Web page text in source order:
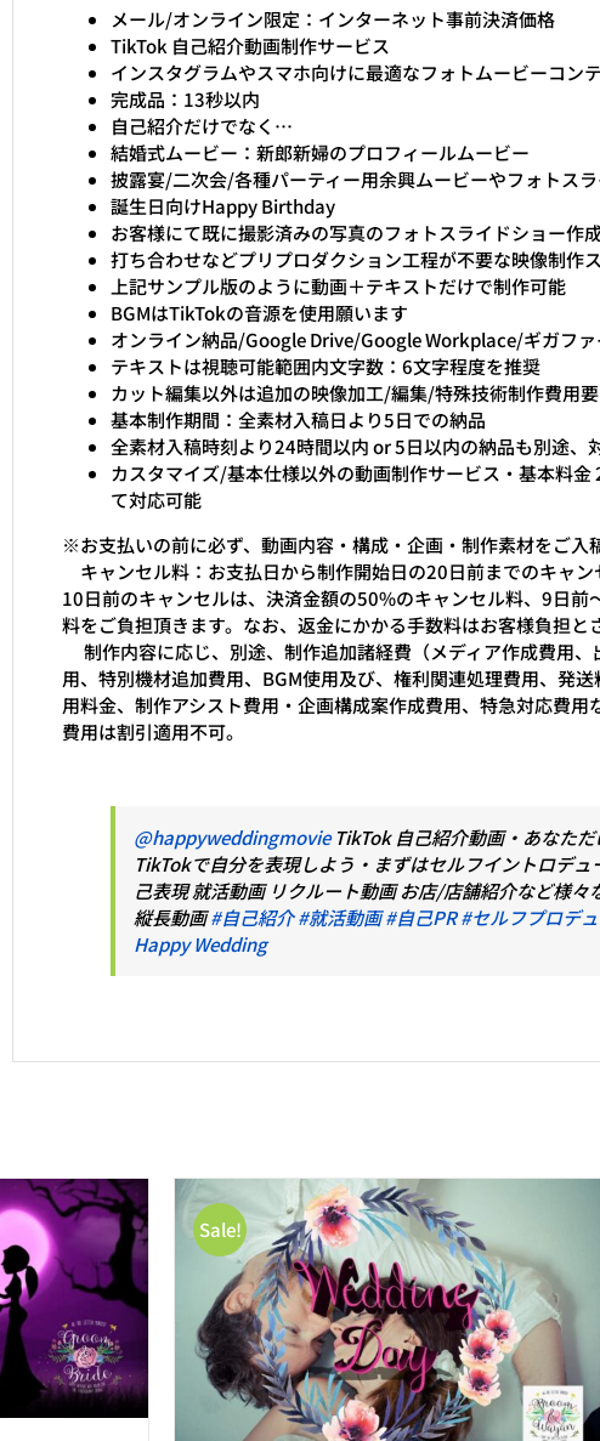
メール/オンライン限定：インターネット事前決済価格
TikTok 自己紹介動画制作サービス
インスタグラムやスマホ向けに最適なフォトムービーコン
完成品：13秒以内
自己紹介だけでなく…
結婚式ムービー：新郎新婦のプロフィールムービー
披露宴/二次会/各種パーティー用余興ムービーやフォトス
誕生日向けHappy Birthday
お客様にて既に撮影済みの写真のフォトスライドショー作
打ち合わせなどプリプロダクション工程が不要な映像制作
上記サンプル版のように動画＋テキストだけで制作可能
BGMはTikTokの音源を使用願います
オンライン納品/Google Drive/Google Workplace/ギガファ
テキストは視聴可能範囲内文字数：6文字程度を推奨
カット編集以外は追加の映像加工/編集/特殊技術制作費用要
基本制作期間：全素材入稿日より5日での納品
全素材入稿時刻より24時間以内 or 5日以内の納品も別途、
カスタマイズ/基本仕様以外の動画制作サービス・基本料
て対応可能
※お支払いの前に必ず、動画内容・構成・企画・制作素材をご入
キャンセル料：お支払日から制作開始日の20日前までのキャ
10日前のキャンセルは、決済金額の50%のキャンセル料、9日
料をご負担頂きます。なお、返金にかかる手数料はお客様負担と
制作内容に応じ、別途、制作追加諸経費（メディア作成費用
用、特別機材追加費用、BGM使用及び、権利関連処理費用、発
用料金、制作アシスト費用・企画構成案作成費用、特急対応費
費用は割引適用不可。
@happyweddingmovieTikTok 自己紹介動画・あなただ
TikTokで自分を表現しよう・まずはセルフイントロデ
己表現 就活動画 リクルート動画 お店/店舗紹介など様
縦長動画#自己紹介#就活動画#自己PR#セルフプロデ
Happy Wedding
Sale!
/ 詳細
お買い物カゴに追加 / 詳細